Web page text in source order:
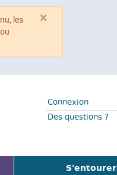
×
les
Connexion
Des questions ?
S'entourer